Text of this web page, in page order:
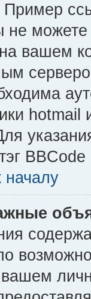
Пример
можете
вашем
BBCode
началу